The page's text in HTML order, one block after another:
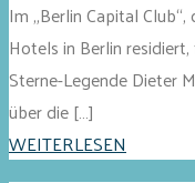
Im „Berlin Capital
Hotels in Berlin
Sterne-Legende Dieter
über die […]
WEITERLESEN